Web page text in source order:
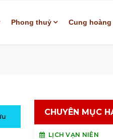
Phong thuỷ Cung hoàng
CHUYÊN MỤC
LỊCH VẠN NIÊN